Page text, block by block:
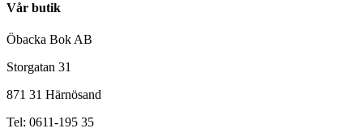
Vår butik
Öbacka Bok AB
Storgatan 31
871 31 Härnösand
Tel: 0611-195 35